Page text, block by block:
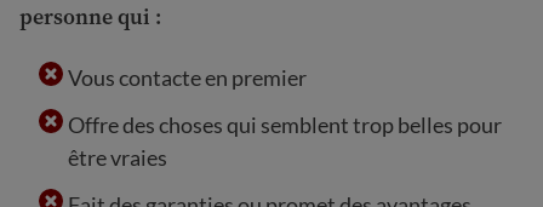
personne qui :
Vous contacte en premier
Offre des choses qui semblent trop belles pour
être vraies